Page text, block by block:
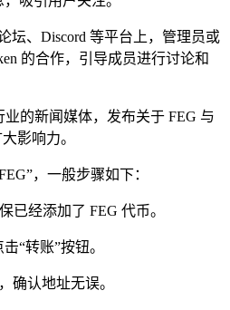
坛、Discord 等平台上，管理员或
的合作，引导成员进行讨论和
业的新闻媒体，发布关于 FEG 与
影响力。
，一般步骤如下：
已经添加了 FEG 代币。
“转账”按钮。
确认地址无误。